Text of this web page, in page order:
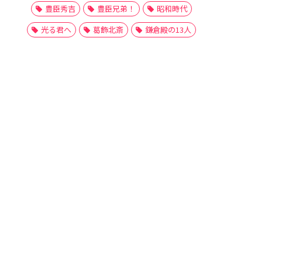
豊臣秀吉
豊臣兄弟！
昭和時代
光る君へ
葛飾北斎 鎌倉殿の13人